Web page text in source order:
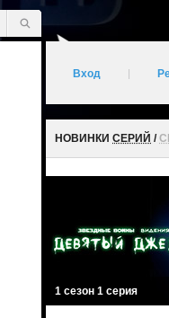
Вход
НОВИНКИ СЕРИЙ /
1 сезон 1 серия